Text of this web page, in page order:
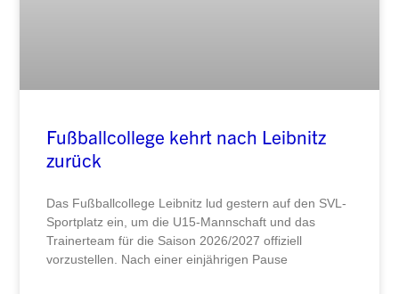
Fußballcollege kehrt nach Leibnitz
zurück
Das Fußballcollege Leibnitz lud gestern auf den SVL-
Sportplatz ein, um die U15-Mannschaft und das
Trainerteam für die Saison 2026/2027 offiziell
vorzustellen. Nach einer einjährigen Pause